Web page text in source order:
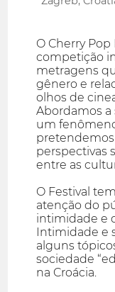
O Cherry
competição
metragens
gênero e
olhos de
Abordamos
um
perspectivas
entre as
O Festival
atenção do
intimidade e
Intimidade e
alguns
sociedade
na Croácia.